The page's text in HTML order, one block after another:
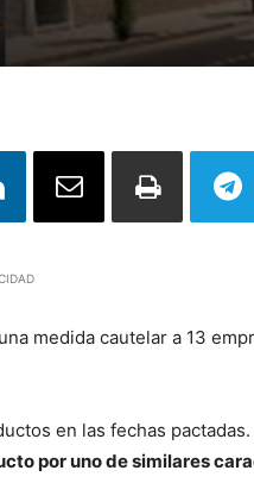
medida cautelar a 13
en las fechas
por uno de similares